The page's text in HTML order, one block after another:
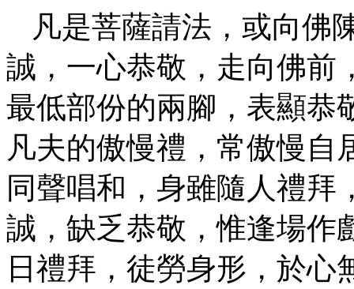
凡是菩薩請法，或向佛
誠，一心恭敬，走向佛前
最低部份的兩腳，表顯恭
凡夫的傲慢禮，常傲慢自
同聲唱和，身雖隨人禮拜
誠，缺乏恭敬，惟逢場作
日禮拜，徒勞身形，於心